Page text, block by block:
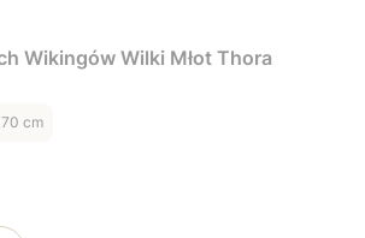
Wikingów Wilki Młot Thora
70 cm